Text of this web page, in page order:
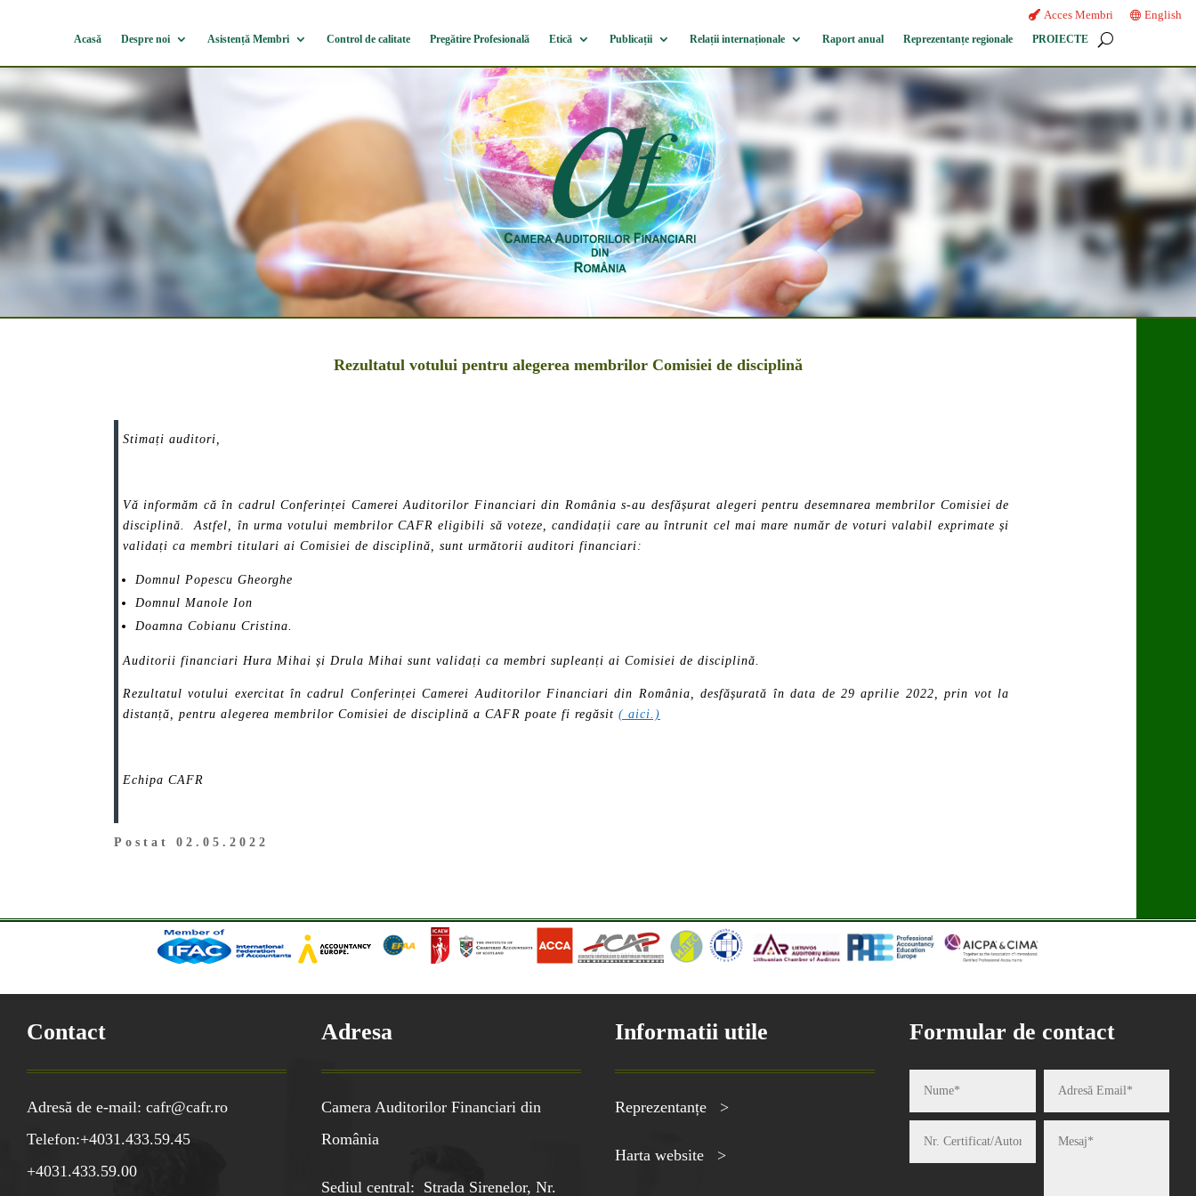
Acces Membri English
Acasă Despre noi Asistență Membri Control de calitate Pregătire Profesională Etică Publicații Relații internaționale Raport anual Reprezentanțe regionale PROIECTE
Rezultatul votului pentru alegerea membrilor Comisiei de disciplină
Stimați auditori,
Vă informăm că în cadrul Conferinței Camerei Auditorilor Financiari din România s-au desfășurat alegeri pentru desemnarea membrilor Comisiei de
disciplină. Astfel, în urma votului membrilor CAFR eligibili să voteze, candidații care au întrunit cel mai mare număr de voturi valabil exprimate și
validați ca membri titulari ai Comisiei de disciplină, sunt următorii auditori financiari:
Domnul Popescu Gheorghe
Domnul Manole Ion
Doamna Cobianu Cristina.
Auditorii financiari Hura Mihai și Drula Mihai sunt validați ca membri supleanți ai Comisiei de disciplină.
Rezultatul votului exercitat în cadrul Conferinței Camerei Auditorilor Financiari din România, desfășurată în data de 29 aprilie 2022, prin vot la
distanță, pentru alegerea membrilor Comisiei de disciplină a CAFR poate fi regăsit ( aici.)
Echipa CAFR
Postat 02.05.2022
Contact
Adresă de e-mail: cafr@cafr.ro
Telefon:+4031.433.59.45
+4031.433.59.00
Adresa
Camera Auditorilor Financiari din
România
Sediul central: Strada Sirenelor, Nr.
Informatii utile
Reprezentanțe >
Harta website >
Formular de contact